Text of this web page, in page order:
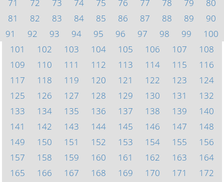
71
72 73 74 75 76 77 78 79
80
81
82 83 84 85 86 87 88 89
90
91
92 93 94 95 96 97 98 99
100
101
102 103 104 105 106 107
108
109
110 111 112 113 114 115
116
117
118 119 120 121 122 123
124
125
126 127 128 129 130 131
132
133
134 135 136 137 138 139
140
141
142 143 144 145 146 147
148
149
150 151 152 153 154 155
156
157
158 159 160 161 162 163
164
165
166 167 168 169 170 171
172